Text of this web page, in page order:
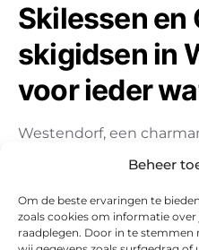
Beheer
Om de beste ervaringen te
zoals cookies om informatie
raadplegen. Door in te
Skilessen en
skigidsen in
voor ieder
Westendorf, een
Oostenrijkse Tirol, staat
afdalingen, rustieke